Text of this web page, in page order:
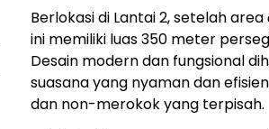
Berlokasi di Lantai 2, setelah area
ini memiliki luas 350 meter
Desain modern dan fungsional
suasana yang nyaman dan
dan non-merokok yang terpisah.